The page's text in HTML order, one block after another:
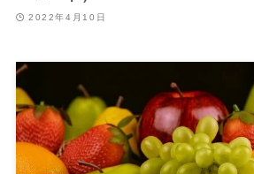
2022年4月10日